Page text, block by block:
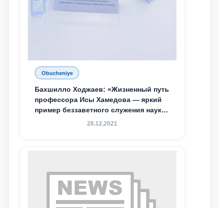
Obucheniye
Бахшилло Ходжаев: «Жизненный путь
профессора Исы Хамедова — яркий
пример беззаветного служения науке,
Родине и воспитанию молодого
28.12.2021